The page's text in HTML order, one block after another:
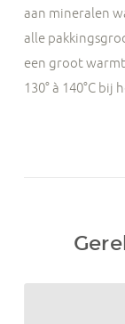
aan mineralen
alle
een groot
130° à 140°C